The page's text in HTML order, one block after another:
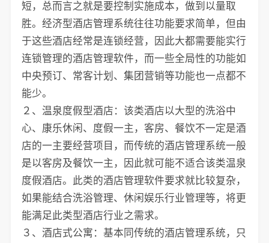
短，总而言之就是要控制实施成本，做到以量取
胜。经济型酒店管理系统往往功能要求简单，但由
于这些酒店经常是连锁经营，因此大都需要能实行
连锁管理的酒店管理软件，而一些全局性的功能如
中央预订、常客计划、集团营销等功能也一点都不
能少。
２、温泉度假型酒店：该类酒店以大型的洗浴中
心、康乐休闲、度假一主，客房、餐饮不一定是酒
店的一主要经营项目，而传统的酒店管理系统一般
是以客房及餐饮一主，因此就可能不适合该类温泉
度假酒店。此类的酒店管理软件要求就比较复杂，
如果能结合洗浴管理、休闲娱乐行业管理等，将更
能满足此类型酒店行业之需求。
３、酒店式公寓：基本同传统的酒店管理系统，只